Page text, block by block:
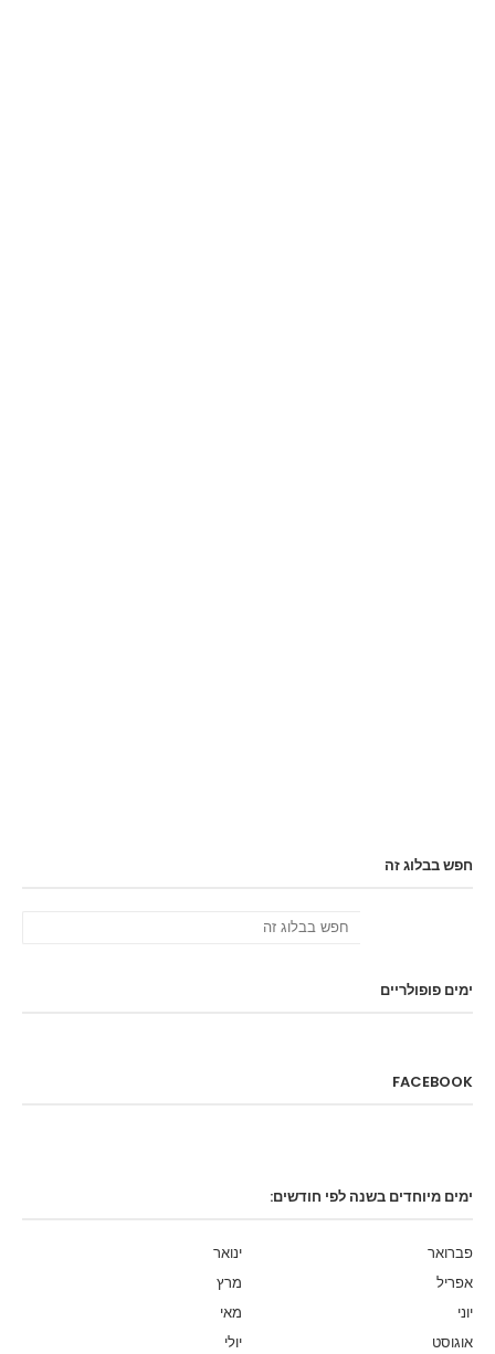
חפש בבלוג זה
ימים פופולריים
FACEBOOK
ימים מיוחדים בשנה לפי חודשים:
ינואר
פברואר
מרץ
אפריל
מאי
יוני
יולי
אוגוסט